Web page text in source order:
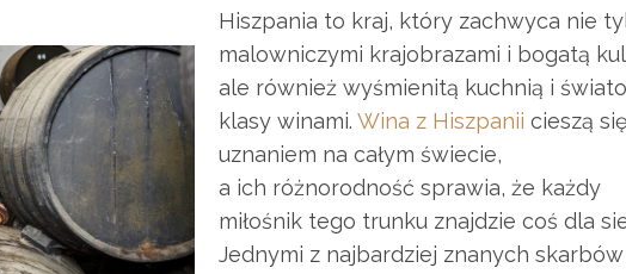
Hiszpania to kraj, który zachwyca nie
malowniczymi krajobrazami i bogatą
ale również wyśmienitą kuchnią i
klasy winami.Wina z Hiszpanii cieszą się
uznaniem na całym świecie,
a ich różnorodność sprawia, że każdy
miłośnik tego trunku znajdzie coś dla
Jednymi z najbardziej znanych skarbów